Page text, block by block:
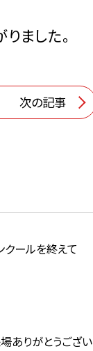
ました。
次の記事
ールを終えて
ありがとうござい